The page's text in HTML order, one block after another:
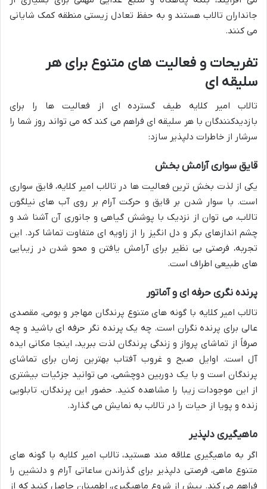
جانداران تالاب هستند و به حفظ تعادل زیستی منطقه کمک شایانی
می کنند.
تفریحات و فعالیت های متنوع برای هر
سلیقه ای
تالاب امیر کلایه طیف گسترده ای از فعالیت ها را برای
بازدیدکنندگان با هر سلیقه ای فراهم می کند که می تواند روز شما را
سرشار از خاطرات دلپذیر سازد:
قایق سواری آرامش بخش
یکی از لذت بخش ترین فعالیت ها در تالاب امیر کلایه، قایق سواری
است. با سوار شدن بر قایق و حرکت آرام بر روی آب های نیلگون
تالاب، می توان از نزدیک با پوشش گیاهی و جانوری آن آشنا شد و
چشم اندازهای بکر و دل انگیز را از زاویه ای متفاوت تماشا کرد. این
تجربه، فرصتی بی نظیر برای آرامش یافتن و محو شدن در زیبایی
های طبیعی اطراف است.
پرنده نگری حرفه ای و آماتور
تالاب امیر کلایه با گونه های متنوع پرندگان مهاجر و بومی، مقصدی
عالی برای پرنده نگران است. چه یک پرنده نگر حرفه ای باشید و چه
صرفاً از تماشای پرواز و زندگی پرندگان لذت ببرید، اینجا مکانی ایده
آل است. اوایل صبح و غروب آفتاب بهترین زمان برای تماشای
پرندگان است و با یک دوربین دوچشمی، می توانید جزئیات بیشتری
از این موجودات زیبا را مشاهده کنید. حضور این پرندگان، تابلویی
زنده و پویا از حیات را در تالاب به نمایش می گذارد.
ماهیگیری دلپذیر
اگر به ماهیگیری علاقه مند هستید، تالاب امیر کلایه با گونه های
متنوع ماهی، فرصتی دلپذیر برای گذراندن ساعاتی آرام و دلنشین را
فراهم می کند. پیش از شروع ماهیگیری، اطمینان حاصل کنید که از